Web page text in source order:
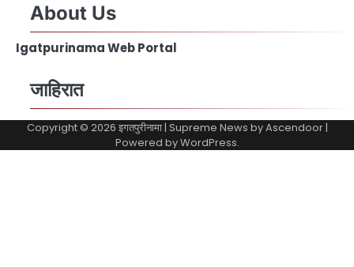
About Us
Igatpurinama Web Portal
जाहिरात
Copyright © 2026 इगतपुरीनामा| Supreme News byAscendoor|
Powered byWordPress.